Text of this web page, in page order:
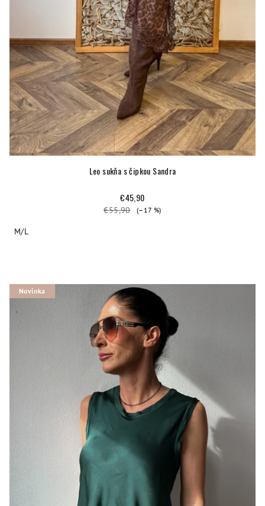
Leo sukňa s čipkou Sandra
€45,90
€55,90 (–17 %)
M/L
Novinka